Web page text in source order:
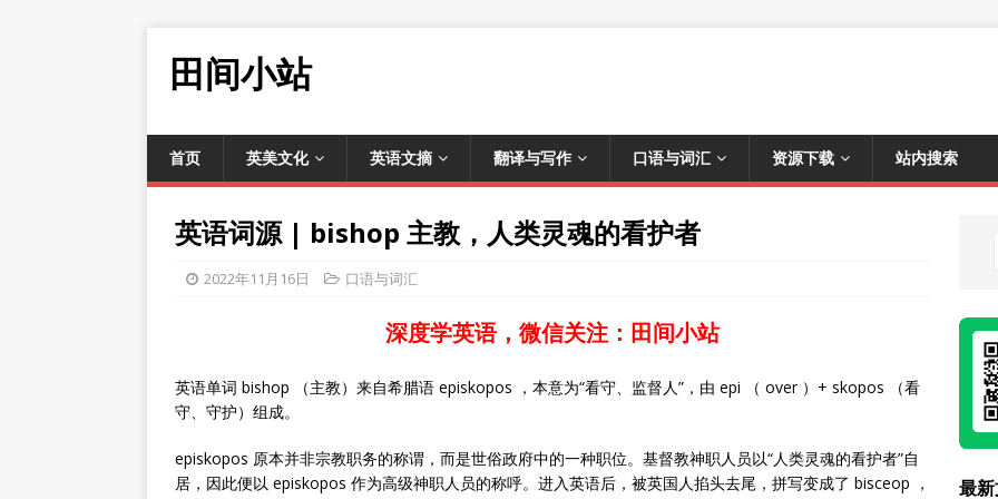
田间小站
首页 英美文化 英语文摘 翻译与写作 口语与词汇 资源下载 站内搜索
英语词源 | bishop 主教，人类灵魂的看护者
2022年11月16日 口语与词汇
深度学英语，微信关注：田间小站
英语单词 bishop （主教）来自希腊语 episkopos ，本意为“看守、监督人”，由 epi （ over ）+ skopos （看
守、守护）组成。
episkopos 原本并非宗教职务的称谓，而是世俗政府中的一种职位。基督教神职人员以“人类灵魂的看护者”自
居，因此便以 episkopos 作为高级神职人员的称呼。进入英语后，被英国人掐头去尾，拼写变成了 bisceop ，
最